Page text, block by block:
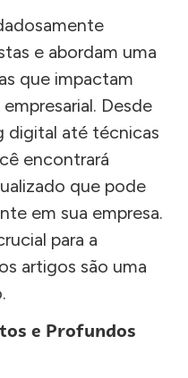
e abordam uma
que impactam
Desde
digital até técnicas
encontrará
que pode
em sua empresa.
para a
artigos são uma
e Profundos